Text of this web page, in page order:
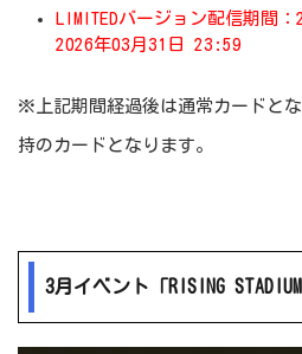
LIMITEDバージョン配信期間
2026年03月31日 23:59
※上記期間経過後は通常カードと
持のカードとなります。
3月イベント「RISING